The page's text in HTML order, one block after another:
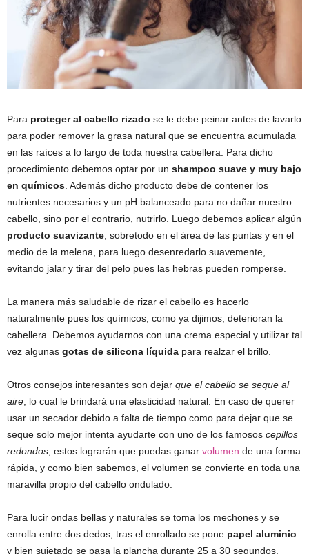
Para proteger al cabello rizado se le debe peinar antes de lavarlo
para poder remover la grasa natural que se encuentra acumulada
en las raíces a lo largo de toda nuestra cabellera. Para dicho
procedimiento debemos optar por un shampoo suave y muy bajo
en químicos . Además dicho producto debe de contener los
nutrientes necesarios y un pH balanceado para no dañar nuestro
cabello, sino por el contrario, nutrirlo. Luego debemos aplicar algún
producto suavizante , sobretodo en el área de las puntas y en el
medio de la melena, para luego desenredarlo suavemente,
evitando jalar y tirar del pelo pues las hebras pueden romperse.
La manera más saludable de rizar el cabello es hacerlo
naturalmente pues los químicos, como ya dijimos, deterioran la
cabellera. Debemos ayudarnos con una crema especial y utilizar tal
vez algunas gotas de silicona líquida para realzar el brillo.
Otros consejos interesantes son dejar que el cabello se seque al
aire , lo cual le brindará una elasticidad natural. En caso de querer
usar un secador debido a falta de tiempo como para dejar que se
seque solo mejor intenta ayudarte con uno de los famosos cepillos
redondos , estos lograrán que puedas ganar volumen de una forma
rápida, y como bien sabemos, el volumen se convierte en toda una
maravilla propio del cabello ondulado.
Para lucir ondas bellas y naturales se toma los mechones y se
enrolla entre dos dedos, tras el enrollado se pone papel aluminio
y bien sujetado se pasa la plancha durante 25 a 30 segundos.